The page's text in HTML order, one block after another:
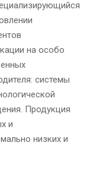
на особо
системы
Продукция
и
низких и